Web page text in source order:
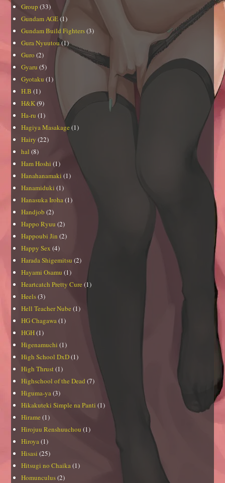
Group (33)
Gundam AGE(1)
Gundam Build Fighters(3)
Gura Nyuutou(1)
Guro (2)
Gyaru (5)
Gyotaku (1)
H.B (1)
H&K(9)
Ha-ru (1)
Hagiya Masakage (1)
Hairy (22)
hal (8)
Ham Hoshi (1)
Hanahanamaki (1)
Hanamiduki (1)
Hanasuka Iroha (1)
Handjob (2)
Happo Ryuu (2)
Happoubi Jin (2)
Happy Sex (4)
Harada Shigemitsu (2)
Hayami Osamu (1)
Heartcatch Pretty Cure (1)
Heels(3)
Hell Teacher Nube (1)
HG Chagawa (1)
HGH(1)
Higenamuchi (1)
High School DxD(1)
High Thrust (1)
Highschool of the Dead (7)
Higuma-ya (3)
Hikakuteki Simple na Panti (1)
Hirame (1)
Hirojuu Renshuuchou (1)
Hiroya (1)
Hisasi (25)
Hitsugi no Chaika (1)
Homunculus(2)